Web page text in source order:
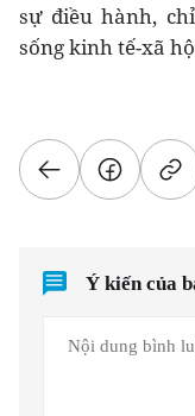
sự điều hành,
sống kinh tế-xã
Ý kiến của